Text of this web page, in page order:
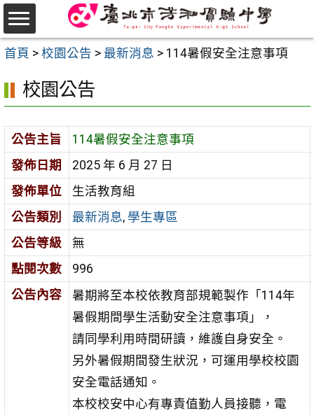
跳
至
主
容
區
首頁 > 校園公告 > 最新消息 > 114暑假安全注意事項
校園公告
公告主旨
114暑假安全注意事項
發佈日期
2025 年 6 月 27 日
發佈單位
生活教育組
公告類別
最新消息, 學生專區
公告等級
無
點閱次數
996
公告內容
暑期將至本校依教育部規範製作「114年
暑假期間學生活動安全注意事項」，
請同學利用時間研讀，維護自身安全。
另外暑假期間發生狀況，可運用學校校園
安全電話通知。
本校校安中心有專責值勤人員接聽，電
選
單